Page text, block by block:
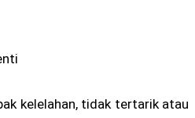
kelelahan, tidak tertarik atau